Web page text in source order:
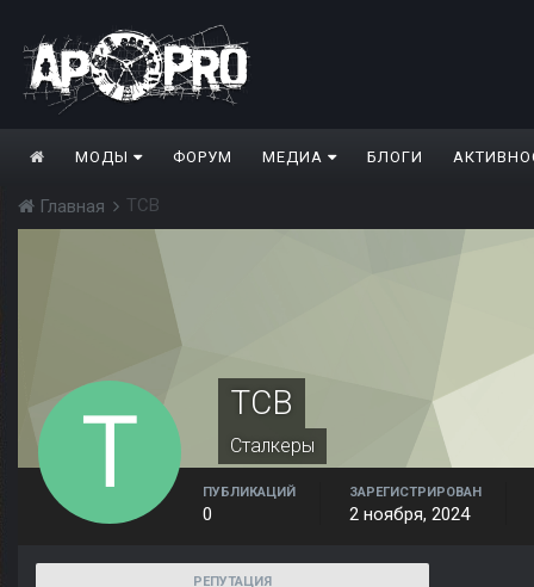
МОДЫ ФОРУМ МЕДИА БЛОГИ
Главная TCB
TCB
Сталкеры
ПУБЛИКАЦИЙ
0
ЗАРЕГИСТРИРОВАН
2 ноября, 2024
РЕПУТАЦИЯ